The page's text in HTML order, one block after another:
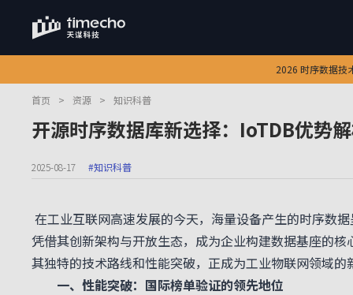
2026 时序数据技
首页 > 资源 > 知识科普
开源时序数据库新选择：IoTDB优势
2025-08-17 #知识科普
在工业互联网高速发展的今天，海量设备产生的时序数
凭借其创新架构与开放生态，成为企业构建数据基座的
其独特的技术路线和性能突破，正成为工业物联网领域的
一、性能突破：国际榜单验证的领先地位